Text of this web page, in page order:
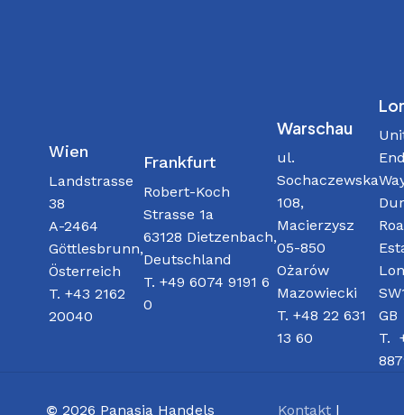
Wien
Landstrasse
38
A-2464
Göttlesbrunn,
Österreich
T. +43 2162
20040
Frankfurt
Robert-Koch
Strasse 1a
63128 Dietzenbach,
Deutschland
T. +49 6074 9191 6
0
Warschau
ul.
Sochaczewska
108,
Macierzysz
05-850
Ożarów
Mazowiecki
T. +48 22 631
13 60
GB
T.
© 2026 Panasia Handels Kontakt|